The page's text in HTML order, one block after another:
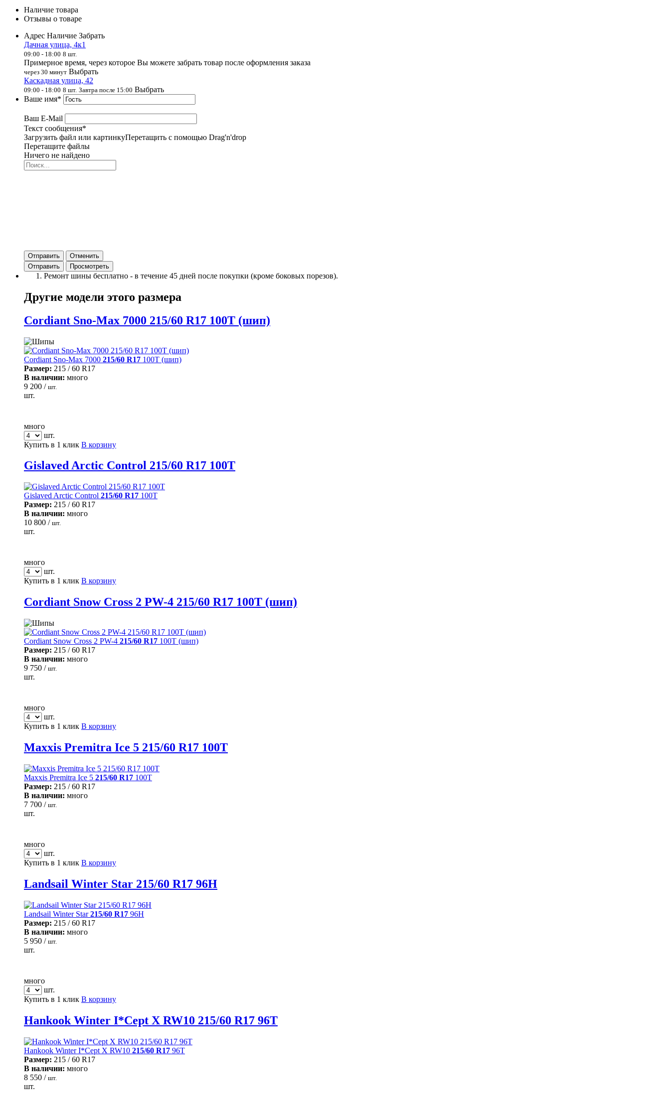
Наличие товара
Отзывы о товаре
Адрес Наличие Забрать
Дачная улица, 4к1
09:00 - 18:00 8 шт.
Примерное время, через которое Вы можете забрать товар после оформления заказа
через 30 минут Выбрать
Каскадная улица, 42
09:00 - 18:00 8 шт. Завтра после 15:00 Выбрать
Ваше имя*
Ваш E-Mail
Текст сообщения*
Загрузить файл или картинкуПеретащить с помощью Drag'n'drop
Перетащите файлы
Ничего не найдено
Отправить Отменить
Ремонт шины бесплатно - в течение 45 дней после покупки (кроме боковых порезов).
Другие модели этого размера
Cordiant Sno-Max 7000 215/60 R17 100T (шип)
Cordiant Sno-Max 7000 215/60 R17 100T (шип)
Размер: 215 / 60 R17
В наличии: много
9 200 / шт.
шт.
много
шт.
Купить в 1 клик В корзину
Gislaved Arctic Control 215/60 R17 100T
Gislaved Arctic Control 215/60 R17 100T
Размер: 215 / 60 R17
В наличии: много
10 800 / шт.
шт.
много
шт.
Купить в 1 клик В корзину
Cordiant Snow Cross 2 PW-4 215/60 R17 100T (шип)
Cordiant Snow Cross 2 PW-4 215/60 R17 100T (шип)
Размер: 215 / 60 R17
В наличии: много
9 750 / шт.
шт.
много
шт.
Купить в 1 клик В корзину
Maxxis Premitra Ice 5 215/60 R17 100T
Maxxis Premitra Ice 5 215/60 R17 100T
Размер: 215 / 60 R17
В наличии: много
7 700 / шт.
шт.
много
шт.
Купить в 1 клик В корзину
Landsail Winter Star 215/60 R17 96H
Landsail Winter Star215/60 R17 96H
Размер: 215 / 60 R17
В наличии: много
5 950 / шт.
шт.
много
шт.
Купить в 1 клик В корзину
Hankook Winter I*Cept X RW10 215/60 R17 96T
Hankook Winter I*Cept X RW10 215/60 R17 96T
Размер: 215 / 60 R17
В наличии: много
8 550 / шт.
шт.